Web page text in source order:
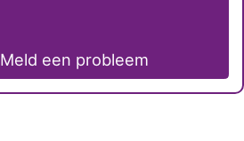
Meld een probleem